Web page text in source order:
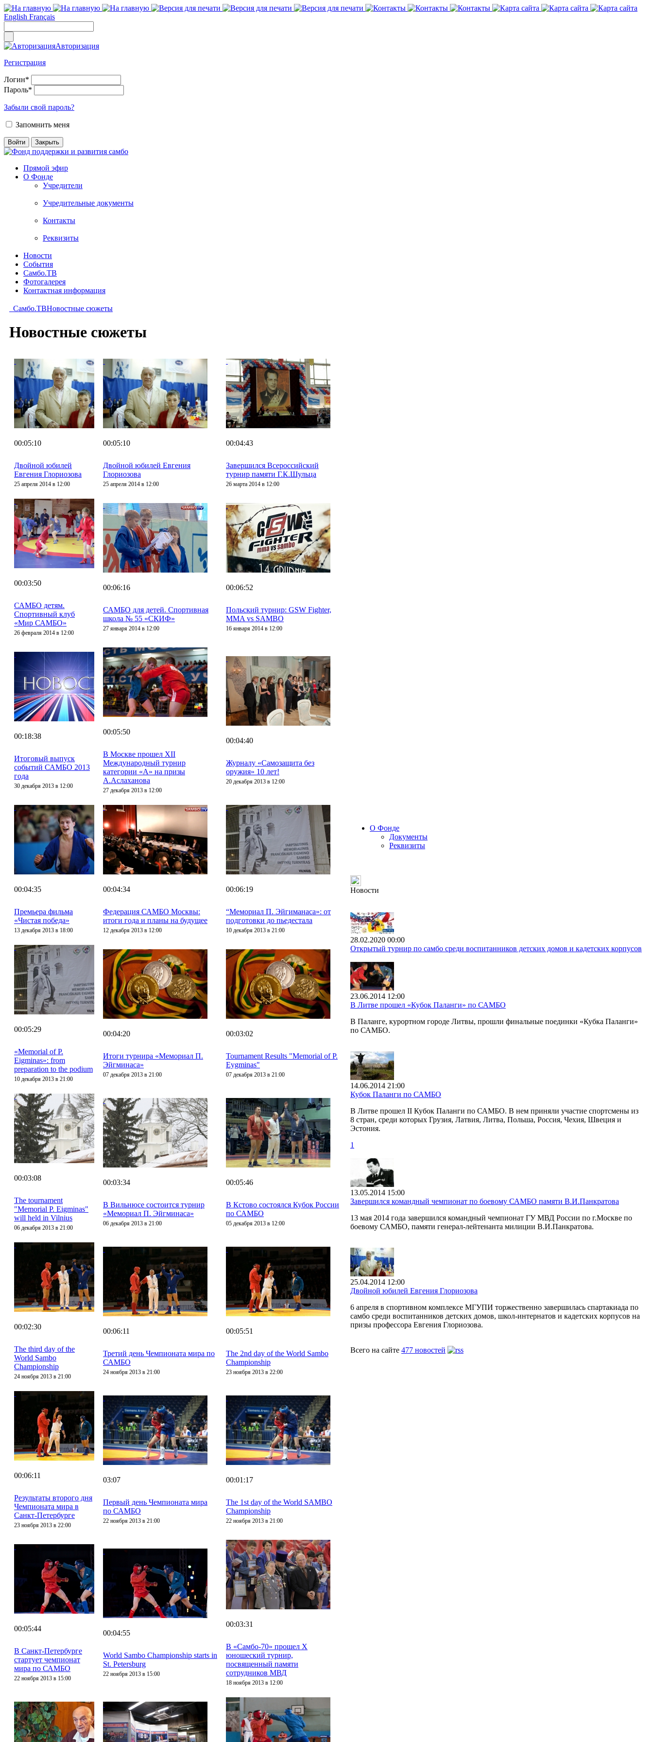
English Français
Авторизация
Регистрация
Логин*
Пароль*
Забыли свой пароль?
Запомнить меня
Прямой эфир
О Фонде
Учредители
Учредительные документы
Контакты
Реквизиты
Новости
События
Самбо.ТВ
Фотогалерея
Контактная информация
Самбо.ТВНовостные сюжеты
Новостные сюжеты
00:05:10
Двойной юбилей
Евгения Глориозова
25 апреля 2014 в 12:00
00:05:10
Двойной юбилей Евгения
Глориозова
25 апреля 2014 в 12:00
00:04:43
Завершился Всероссийский
турнир памяти Г.К.Шульца
26 марта 2014 в 12:00
00:03:50
САМБО детям.
Спортивный клуб
«Мир САМБО»
26 февраля 2014 в 12:00
00:06:16
САМБО для детей. Спортивная
школа № 55 «СКИФ»
27 января 2014 в 12:00
00:06:52
Польский турнир: GSW Fighter,
MMA vs SAMBO
16 января 2014 в 12:00
00:18:38
Итоговый выпуск
событий САМБО 2013
года
30 декабря 2013 в 12:00
00:05:50
В Москве прошел XII
Международный турнир
категории «А» на призы
А.Аслаханова
27 декабря 2013 в 12:00
00:04:40
Журналу «Самозащита без
оружия» 10 лет!
20 декабря 2013 в 12:00
00:04:35
Премьера фильма
«Чистая победа»
13 декабря 2013 в 18:00
00:04:34
Федерация САМБО Москвы:
итоги года и планы на будущее
12 декабря 2013 в 12:00
00:06:19
“Мемориал П. Эйгиманаса»: от
подготовки до пьедестала
10 декабря 2013 в 21:00
00:05:29
«Memorial of P.
Eigminas»: from
preparation to the podium
10 декабря 2013 в 21:00
00:04:20
Итоги турнира «Мемориал П.
Эйгминаса»
07 декабря 2013 в 21:00
00:03:02
Tournament Results "Memorial of P.
Eygminas"
07 декабря 2013 в 21:00
00:03:08
The tournament
"Memorial P. Eigminas"
will held in Vilnius
06 декабря 2013 в 21:00
00:03:34
В Вильнюсе состоится турнир
«Мемориал П. Эйгминаса»
06 декабря 2013 в 21:00
00:05:46
В Кстово состоялся Кубок России
по САМБО
05 декабря 2013 в 12:00
00:02:30
The third day of the
World Sambo
Championship
24 ноября 2013 в 21:00
00:06:11
Третий день Чемпионата мира по
САМБО
24 ноября 2013 в 21:00
00:05:51
The 2nd day of the World Sambo
Championship
23 ноября 2013 в 22:00
00:06:11
Результаты второго дня
Чемпионата мира в
Санкт-Петербурге
23 ноября 2013 в 22:00
03:07
Первый день Чемпионата мира
по САМБО
22 ноября 2013 в 21:00
00:01:17
The 1st day of the World SAMBO
Championship
22 ноября 2013 в 21:00
00:05:44
В Санкт-Петербурге
стартует чемпионат
мира по САМБО
22 ноября 2013 в 15:00
00:04:55
World Sambo Championship starts in
St. Petersburg
22 ноября 2013 в 15:00
00:03:31
В «Самбо-70» прошел X
юношеский турнир,
посвященный памяти
сотрудников МВД
18 ноября 2013 в 12:00
О Фонде
Документы
Реквизиты
Новости
28.02.2020 00:00
Открытый турнир по самбо среди воспитанников детских домов и кадетских корпусов
23.06.2014 12:00
В Литве прошел «Кубок Паланги» по САМБО
В Паланге, курортном городе Литвы, прошли финальные поединки «Кубка Паланги»
по САМБО.
14.06.2014 21:00
Кубок Паланги по САМБО
В Литве прошел II Кубок Паланги по САМБО. В нем приняли участие спортсмены из
8 стран, среди которых Грузия, Латвия, Литва, Польша, Россия, Чехия, Швеция и
Эстония.
1
13.05.2014 15:00
Завершился командный чемпионат по боевому САМБО памяти В.И.Панкратова
13 мая 2014 года завершился командный чемпионат ГУ МВД России по г.Москве по
боевому САМБО, памяти генерал-лейтенанта милиции В.И.Панкратова.
25.04.2014 12:00
Двойной юбилей Евгения Глориозова
6 апреля в спортивном комплексе МГУПИ торжественно завершилась спартакиада по
самбо среди воспитанников детских домов, школ-интернатов и кадетских корпусов на
призы профессора Евгения Глориозова.
Всего на сайте 477 новостей